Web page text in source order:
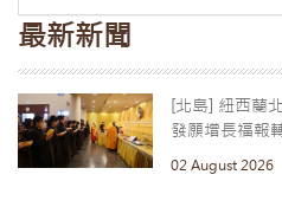
最新新聞
[北島] 紐西蘭
發願增長福報
02 August 2026